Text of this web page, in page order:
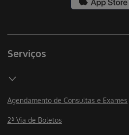
Serviços
Agendamento de Consultas e Exames
2ª Via de Boletos